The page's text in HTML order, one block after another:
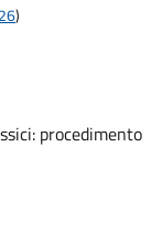
)
procedimento